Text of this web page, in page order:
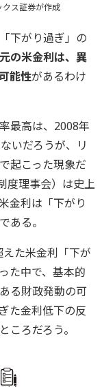
ス証券が作成
下がり過ぎ」の
の米金利は、異
能性があるわけ
最高は、2008年
いだろうが、リ
起こった現象だ
度理事会）は史上
金利は「下がり
ある。
た米金利「下が
た中で、基本的
る財政発動の可
た金利低下の反
ころだろう。